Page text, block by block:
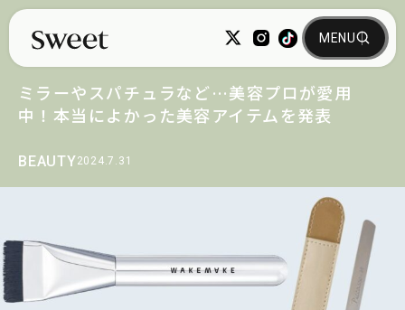
BEAUTY2024.7.31
ミラーやスパチュラなど…美容プロが愛用
中！本当によかった美容アイテムを発表